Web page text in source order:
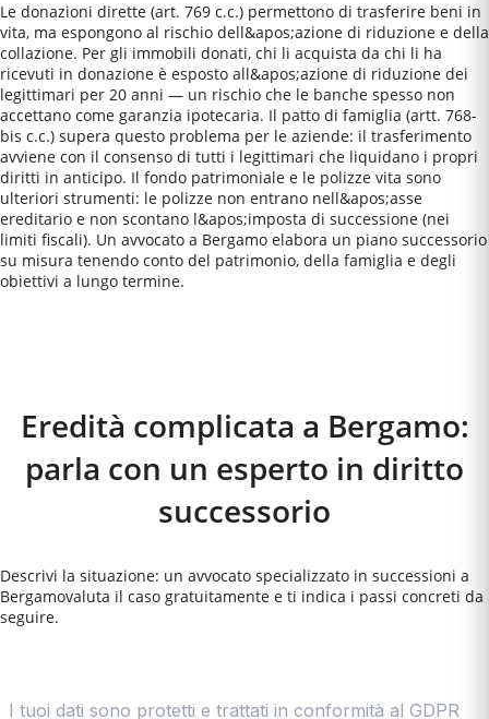
Le donazioni dirette (art. 769 c.c.) permettono di trasferire beni in
vita, ma espongono al rischio dell&apos;azione di riduzione e della
collazione. Per gli immobili donati, chi li acquista da chi li ha
ricevuti in donazione è esposto all&apos;azione di riduzione dei
legittimari per 20 anni — un rischio che le banche spesso non
accettano come garanzia ipotecaria. Il patto di famiglia (artt. 768-
bis c.c.) supera questo problema per le aziende: il trasferimento
avviene con il consenso di tutti i legittimari che liquidano i propri
diritti in anticipo. Il fondo patrimoniale e le polizze vita sono
ulteriori strumenti: le polizze non entrano nell&apos;asse
ereditario e non scontano l&apos;imposta di successione (nei
limiti fiscali). Un avvocato a Bergamo elabora un piano successorio
su misura tenendo conto del patrimonio, della famiglia e degli
obiettivi a lungo termine.
Eredità complicata a Bergamo:
parla con un esperto in diritto
successorio
Descrivi la situazione: un avvocato specializzato in successioni a
Bergamovaluta il caso gratuitamente e ti indica i passi concreti da
seguire.